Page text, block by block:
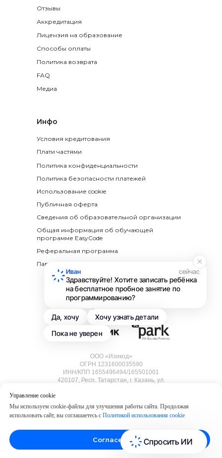
ООО «Изикод»
ОГРН 1231600035590
ИНН/КПП 1655496494/165501001
420107, Респ. Татарстан, г. Казань, ул.
Мы принимаем:
Отзывы
FAQ
Медиа
Лицензия на образование
Способы оплаты
Политика возврата
Использование cookie
Политика конфиденциальности
Политика безопасности платежей
Плати частями
Публичная оферта
Инфо
Сведения об образовательной организации
Аккредитация
Резидент
Партнерская программа
Реферальная программа
Общая информация об обучающей
программе EasyCode
Условия кредитования
Управление cookie
Мы используем cookie-файлы для улучшения работы сайта. Продолжая
использовать сайт, вы соглашаетесь с Политикой использования cookie
Согласен
Иван сейчас
Здравствуйте! Хотите записать ребёнка
на бесплатное пробное занятие по
программированию?
Да, хочу
Хочу узнать детали
Пока не уверен